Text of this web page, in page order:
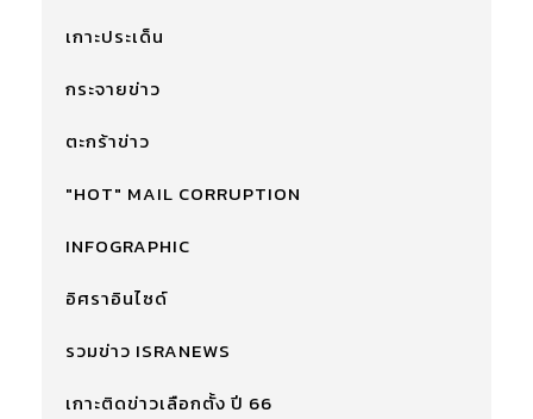
เกาะประเด็น
กระจายข่าว
ตะกร้าข่าว
"HOT" MAIL CORRUPTION
INFOGRAPHIC
อิศราอินไซด์
รวมข่าว ISRANEWS
เกาะติดข่าวเลือกตั้ง ปี 66